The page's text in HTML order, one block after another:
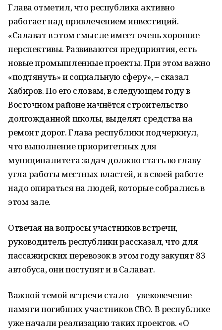
Глава отметил, что республика активно
работает над привлечением инвестиций.
«Салават в этом смысле имеет очень хорошие
перспективы. Развиваются предприятия, есть
новые промышленные проекты. При этом важно
«подтянуть» и социальную сферу», – сказал
Хабиров. По его словам, в следующем году в
Восточном районе начнётся строительство
долгожданной школы, выделят средства на
ремонт дорог. Глава республики подчеркнул,
что выполнение приоритетных для
муниципалитета задач должно стать во главу
угла работы местных властей, и в своей работе
надо опираться на людей, которые собрались в
этом зале.
Отвечая на вопросы участников встречи,
руководитель республики рассказал, что для
пассажирских перевозок в этом году закупят 83
автобуса, они поступят и в Салават.
Важной темой встречи стало – увековечение
памяти погибших участников СВО. В республике
уже начали реализацию таких проектов. «О